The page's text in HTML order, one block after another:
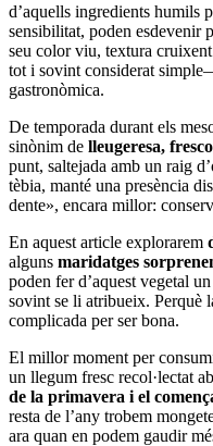
d’aquells ingredients humils
sensibilitat, poden esdevenir
seu color viu, textura
tot i sovint considerat
gastronòmica.
De temporada durant els
sinònim de lleugeresa,
punt, saltejada amb un raig
tèbia, manté una presència
dente», encara millor:
En aquest article explorarem
alguns maridatges
poden fer d’aquest vegetal
sovint se li atribueix. Perquè
complicada per ser bona.
El millor moment per
un llegum fresc recol·lectat
de la primavera i el
resta de l’any trobem
ara quan en podem gaudir